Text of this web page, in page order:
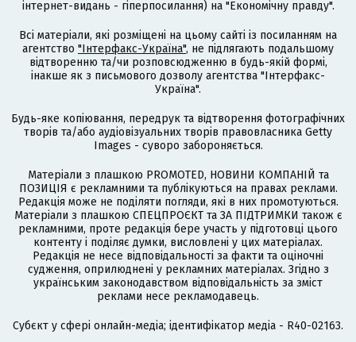
інтернет-видань - гіперпосилання) на "Економічну правду".
Всі матеріали, які розміщені на цьому сайті із посиланням на
агентство "Інтерфакс-Україна", не підлягають подальшому
відтворенню та/чи розповсюдженню в будь-якій формі,
інакше як з письмового дозволу агентства "Інтерфакс-
Україна".
Будь-яке копіювання, передрук та відтворення фотографічних
творів та/або аудіовізуальних творів правовласника Getty
Images - суворо забороняється.
Матеріали з плашкою PROMOTED, НОВИНИ КОМПАНІЙ та
ПОЗИЦІЯ є рекламними та публікуються на правах реклами.
Редакція може не поділяти погляди, які в них промотуються.
Матеріали з плашкою СПЕЦПРОЄКТ та ЗА ПІДТРИМКИ також є
рекламними, проте редакція бере участь у підготовці цього
контенту і поділяє думки, висловлені у цих матеріалах.
Редакція не несе відповідальності за факти та оціночні
судження, оприлюднені у рекламних матеріалах. Згідно з
українським законодавством відповідальність за зміст
реклами несе рекламодавець.
Cубєкт у сфері онлайн-медіа; ідентифікатор медіа - R40-02163.